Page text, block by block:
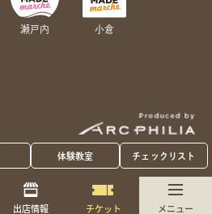
体験教室 チェックリスト
出店情報 チケット メニュー
瀬戸内 小倉